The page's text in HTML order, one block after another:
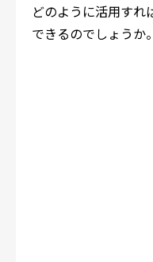
どのように活用すれ
できるのでしょうか。